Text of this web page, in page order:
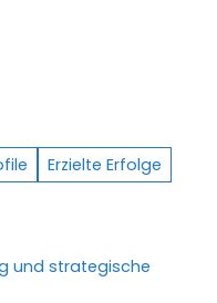
Erzielte Erfolge
und strategische